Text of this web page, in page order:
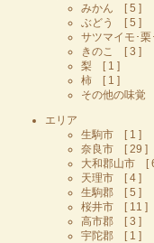
みかん [ 5 ]
ぶどう [ 5 ]
サツマイモ･
きのこ [ 3 ]
梨 [ 1 ]
柿 [ 1 ]
その他の味覚
エリア
生駒市 [ 1 ]
奈良市 [ 29 ]
大和郡山市 [
天理市 [ 4 ]
生駒郡 [ 5 ]
桜井市 [ 11 ]
高市郡 [ 3 ]
宇陀郡 [ 1 ]